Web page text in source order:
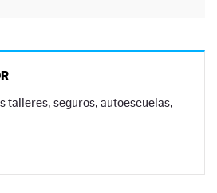
talleres, seguros, autoescuelas,